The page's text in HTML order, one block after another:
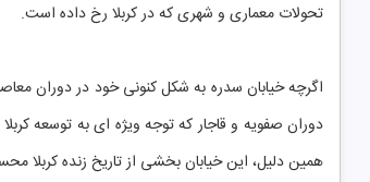
تحولات معماری و شهری که در کربلا رخ داده است.
اگرچه خیابان سدره به شکل کنونی خود در دوران
دوران صفویه و قاجار که توجه ویژه ای به توسعه
همین دلیل، این خیابان بخشی از تاریخ زنده کربلا